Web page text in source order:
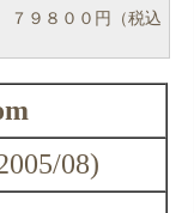
７９８００円（税込
08)